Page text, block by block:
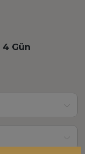
4 Gün